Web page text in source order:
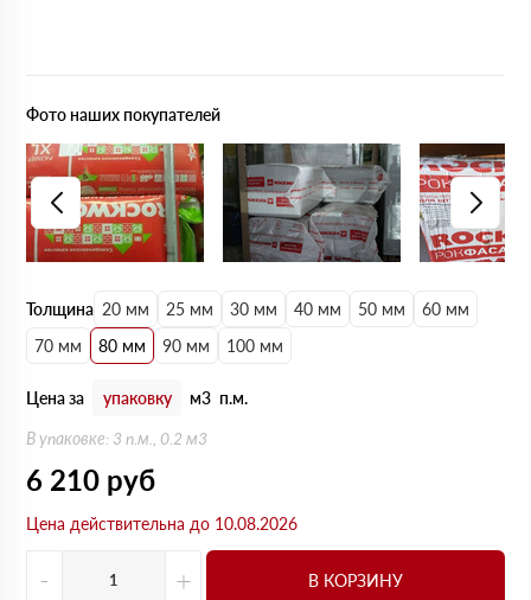
Толщина 20 мм 25 мм 30 мм 40 мм 50 мм
60 мм
70 мм
80 мм 90 мм 100 мм
Цена за упаковку м3 п.м.
В упаковке: 3 п.м., 0.2 м3
6 210 руб
Цена действительна до 10.08.2026
- + В КОРЗИНУ
Фото наших покупателей